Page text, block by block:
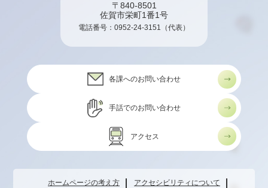
〒840-8501
佐賀市栄町1番1号
電話番号： 0952-24-3151 （代表）
各課へのお問い合わせ
手話でのお問い合わせ
アクセス
ホームページの考え方 アクセシビリティについて